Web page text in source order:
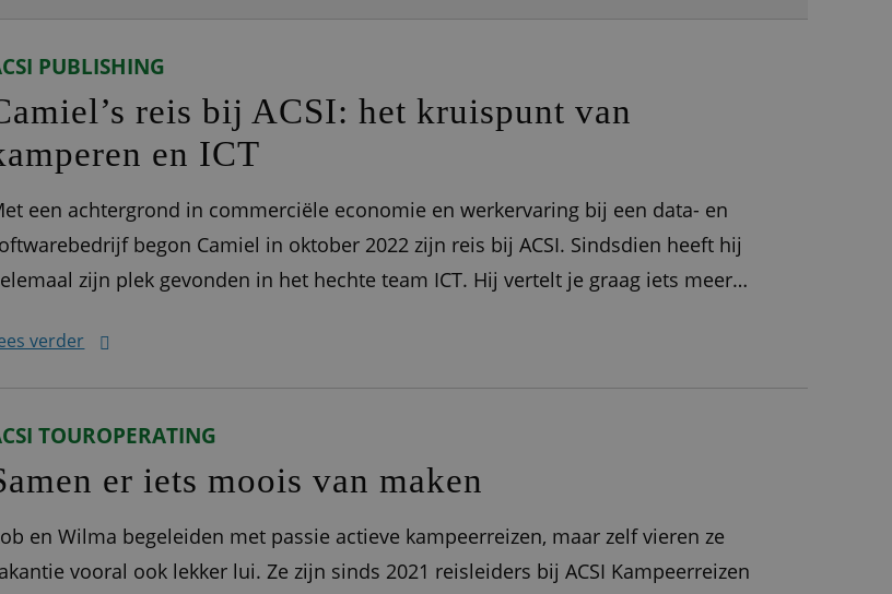
PUBLISHING
reis bij ACSI: het kruispunt van
en ICT
een achtergrond in commerciële economie en werkervaring bij een data- en
begon Camiel in oktober 2022 zijn reis bij ACSI. Sindsdien heeft hij
zijn plek gevonden in het hechte team ICT. Hij vertelt je graag iets meer
tot
verder
TOUROPERATING
er iets moois van maken
en Wilma begeleiden met passie actieve kampeerreizen, maar zelf vieren ze
vooral ook lekker lui. Ze zijn sinds 2021 reisleiders bij ACSI Kampeerreizen